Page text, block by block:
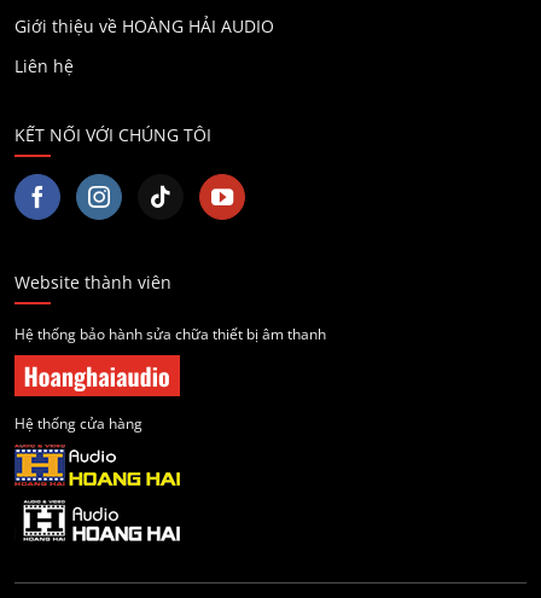
Giới thiệu về HOÀNG HẢI AUDIO
Liên hệ
KẾT NỐI VỚI CHÚNG TÔI
Website thành viên
Hệ thống bảo hành sửa chữa thiết bị âm thanh
Hệ thống cửa hàng